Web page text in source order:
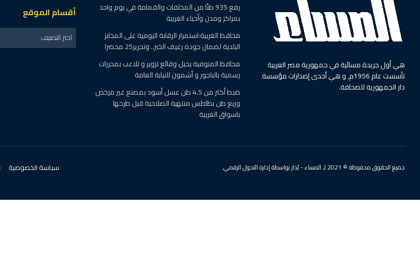
هي أول جريدة مسائية في جمهورية مصر العربية
تأسست عام 1956م, و هي أحدى إصدارات مؤسسة
دار الجمهورية للصحافة.
رفع 935 طنًا من المخلفات والقمامة في يوم واحد
بمراكز ومدن وأحياء الغربية
محافظ الغربية:استمرار الرقابة اليومية على المخابز
البلدية لضمان جودة رغيف الخبز.. وتحرير25 محضرا
محافظ المنوفية يحيل وقائع تزوير و تلاعب بمحررات
رسمية بالباجور و أشمون للنيابة العامة
ضبط أكثر من 4.5 طن عسل أسود بمصنع غير مرخص
وربع طن بطاطس منتهية الصلاحية قبل طرحها
باسواق الغربية
أقسام الموقع
اختر التصنيف
سياسة الخصوصية جميع الحقوق محفوظة © 2021 لـ المساء - يُدار بواسطة إدارة التحول الرقمي.